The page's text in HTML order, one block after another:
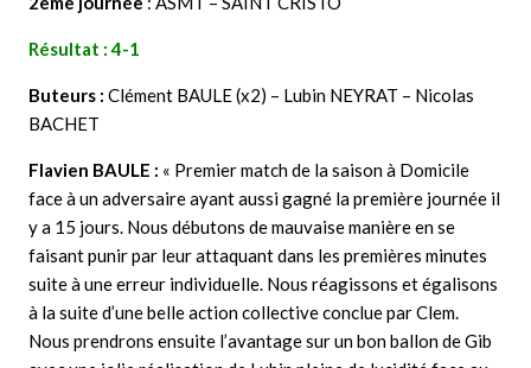
Résultat : 4-1
Buteurs : Clément BAULE (x2) – Lubin NEYRAT – Nicolas
BACHET
Flavien BAULE : « Premier match de la saison à Domicile
face à un adversaire ayant aussi gagné la première journée il
y a 15 jours. Nous débutons de mauvaise manière en se
faisant punir par leur attaquant dans les premières minutes
suite à une erreur individuelle. Nous réagissons et égalisons
à la suite d’une belle action collective conclue par Clem.
Nous prendrons ensuite l’avantage sur un bon ballon de Gib